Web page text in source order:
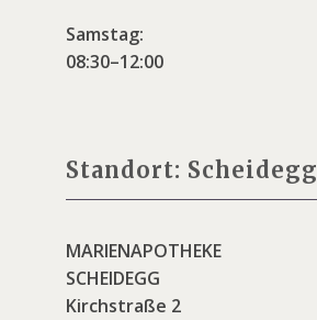
Samstag:
08:30–12:00
Standort: Scheidegg
MARIENAPOTHEKE
SCHEIDEGG
Kirchstraße 2